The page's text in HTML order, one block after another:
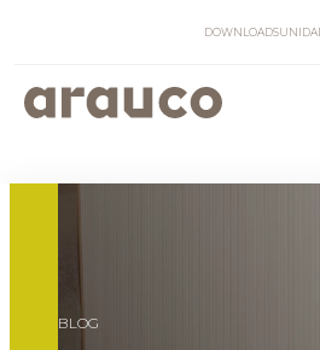
DOWNLOADS
BLOG